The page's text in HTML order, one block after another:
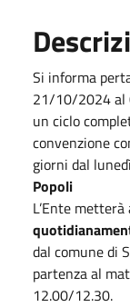
Si informa
21/10/2024 al
un ciclo
convenzione
giorni dal
Popoli
L’Ente
dal comune di
partenza al
12.00/12.30.